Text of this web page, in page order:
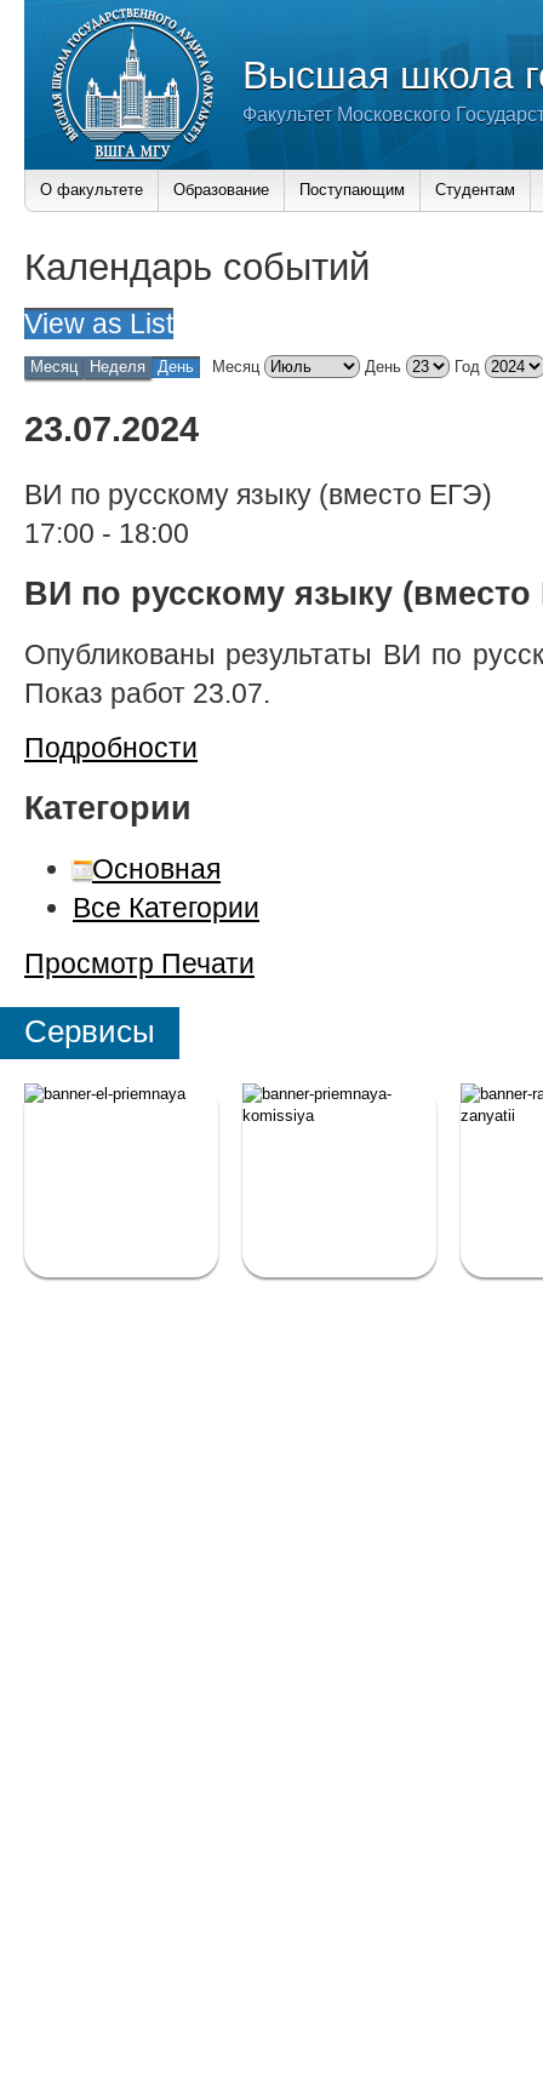
Высшая школа
Факультет Московского
О факультете Образование Поступающим Студентам
Календарь событий
View as List
Месяц Неделя День Месяц День Год
23.07.2024
ВИ по русскому языку (вместо ЕГЭ)
17:00 - 18:00
ВИ по русскому языку (вместо
Опубликованы результаты ВИ по
Показ работ 23.07.
Подробности
Категории
Основная
Все Категории
Просмотр Печати
Сервисы